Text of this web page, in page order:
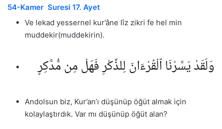
54-Kamer Suresi 17. Ayet
Ve lekad yessernel kur’âne lîz zikri fe hel min
muddekir(muddekirin).
وَلَقَدْ يَسَّرْنَا ٱلْقُرْءَانَ لِلذِّكْرِ فَهَلْ مِن مُّدَّكِرٍ
Andolsun biz, Kur’an’ı düşünüp öğüt almak için
kolaylaştırdık. Var mı düşünüp öğüt alan?